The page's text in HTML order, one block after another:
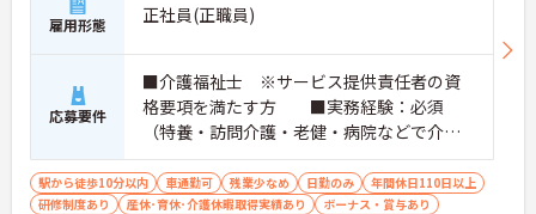
雇用形態 正社員(正職員)
応募要件
■介護福祉士 ※サービス提供責任者の資
格要項を満たす方 ■実務経験：必須
（特養・訪問介護・老健・病院などで介護
の実務経験が3年程度ある方）☆サ責未経験
スタートの実績多数☆
駅から徒歩10分以内 車通勤可 残業少なめ 日勤のみ
年間休日110日以上
研修制度あり
産休･育休･介護休暇取得実績あり
ボーナス・賞与あり